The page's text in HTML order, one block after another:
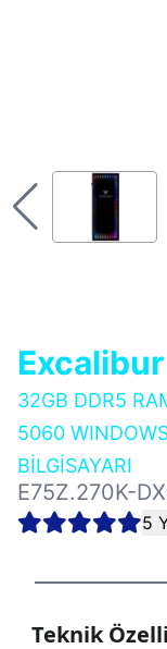
32GB DDR5
5060
BİLGİSAYARI
E75Z.270K-
5
Teknik